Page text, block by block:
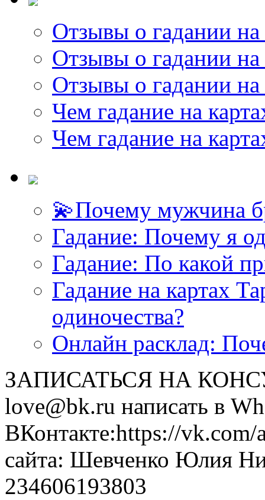
Отзывы о гадании на
Отзывы о гадании на
Отзывы о гадании на
Чем гадание на
Чем гадание на
💫Почему мужчина
Гадание: Почему я
Гадание: По какой
Гадание на картах
одиночества?
Онлайн расклад:
ЗАПИСАТЬСЯ НА
love@bk.ru написать в
ВКонтакте:https://
сайта: Шевченко Юлия
234606193803